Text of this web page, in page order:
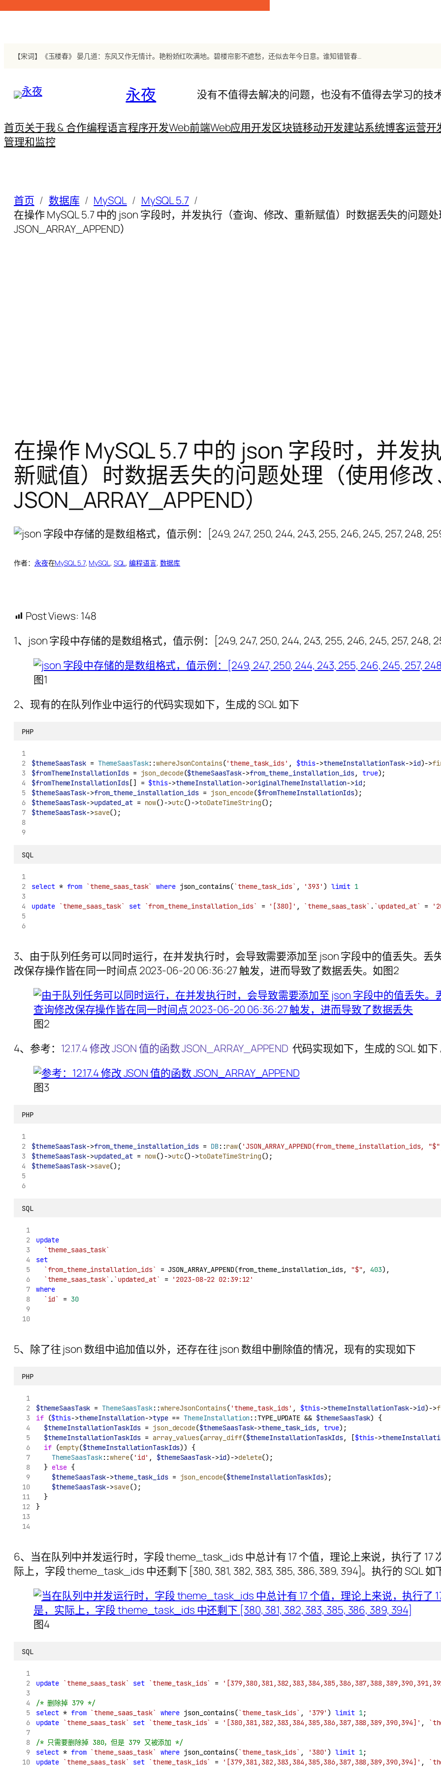
跳
【宋词】《玉楼春》 晏几道：东风又作无情计。艳粉娇红吹满地。碧楼帘影不遮愁，还似去年今日意。谁知错管春残事。到处登临曾费泪。此时金盏直须深，
永夜 没有不值得去解决的问题，也没有不值得去学习的技术
首页关于我 & 合作编程语言程序开发Web前端Web应用开发区块链移动开发建站系统博客运营开
管理和监控
首页 数据库 MySQL
MySQL 5.7
在操作 MySQL 5.7 中的 json 字段时，并发执行（查询、修改、重新赋值）时数据丢失的问题
JSON_ARRAY_APPEND）
在操作 MySQL 5.7 中的 json 字段时，并发
新赋值）时数据丢失的问题处理（使用修改
JSON_ARRAY_APPEND）
作者： 永夜在MySQL 5.7, MySQL, SQL, 编程语言, 数据库
Post Views: 148
1、json 字段中存储的是数组格式，值示例：[249, 247, 250, 244, 243, 255, 246, 245, 257, 248,
图1
2、现有的在队列作业中运行的代码实现如下，生成的 SQL 如下
PHP
$themeSaasTask = ThemeSaasTask::whereJsonContains('theme_task_ids' , $this->themeInstallationTask->id)->
$fromThemeInstallationIds = json_decode($themeSaasTask->from_theme_installation_ids, true);
$fromThemeInstallationIds[] = $this->themeInstallation->originalThemeInstallation->id;
$themeSaasTask->from_theme_installation_ids = json_encode($fromThemeInstallationIds);
$themeSaasTask->updated_at = now()->utc()->toDateTimeString();
$themeSaasTask->save();
SQL
select * from `theme_saas_task` where json_contains(`theme_task_ids` , '393' ) limit 1
update `theme_saas_task` set `from_theme_installation_ids` = '[380]' , `theme_saas_task` . `updated_at` =
3、由于队列任务可以同时运行，在并发执行时，会导致需要添加至 json 字段中的值丢失。丢
改保存操作皆在同一时间点 2023-06-20 06:36:27 触发，进而导致了数据丢失。如图2
图2
4、参考： 12.17.4 修改 JSON 值的函数 JSON_ARRAY_APPEND 代码实现如下，生成的 SQL 如下
图3
PHP
$themeSaasTask->from_theme_installation_ids = DB::raw( 'JSON_ARRAY_APPEND(from_theme_installation_ids,
$themeSaasTask->updated_at = now()->utc()->toDateTimeString();
$themeSaasTask->save();
SQL
update
`theme_saas_task`
set
`from_theme_installation_ids`
= JSON_ARRAY_APPEND(from_theme_installation_ids, "$", 403),
`theme_saas_task` . `updated_at` = '2023-08-22 02:39:12'
where
`id`
= 30
5、除了往 json 数组中追加值以外，还存在往 json 数组中删除值的情况，现有的实现如下
PHP
$themeSaasTask = ThemeSaasTask::whereJsonContains( 'theme_task_ids' , $this->themeInstallationTask->id)->
if ($this->themeInstallation->type == ThemeInstallation::TYPE_UPDATE && $themeSaasTask) {
$themeInstallationTaskIds = json_decode($themeSaasTask->theme_task_ids, true);
$themeInstallationTaskIds = array_values(array_diff($themeInstallationTaskIds, [$this->
if (empty($themeInstallationTaskIds)) {
ThemeSaasTask::where( 'id' , $themeSaasTask->id)->delete();
	}
else {
$themeSaasTask->theme_task_ids = json_encode($themeInstallationTaskIds);
$themeSaasTask->save();
	}
}
6、当在队列中并发运行时，字段 theme_task_ids 中总计有 17 个值，理论上来说，执行了
际上，字段 theme_task_ids 中还剩下 [380, 381, 382, 383, 385, 386, 389, 394]。执行的 SQL 如
图4
SQL
update `theme_saas_task` set `theme_task_ids` =
/* 删除掉 379 */
select * from `theme_saas_task` where json_contains(`theme_task_ids` , '379' ) limit 1;
update `theme_saas_task` set `theme_task_ids` = '[380,381,382,383,384,385,386,387,388,389,390,394]' ,
/* 只需要删除掉 380，但是 379 又被添加 */
select * from `theme_saas_task` where json_contains(`theme_task_ids` , '380' ) limit 1;
update `theme_saas_task` set `theme_task_ids` = '[379,381,382,383,384,385,386,387,388,389,390,394]' ,